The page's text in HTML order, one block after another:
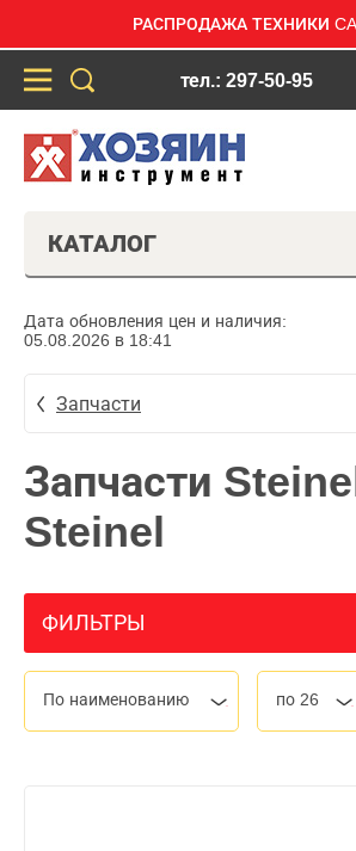
РАСПРОДАЖА ТЕХНИКИ
тел.: 297-50-95
КАТАЛОГ
Дата обновления цен и наличия:
05.08.2026 в 18:41
Запчасти
Запчасти
Steinel
ФИЛЬТРЫ
По наименованию по 26